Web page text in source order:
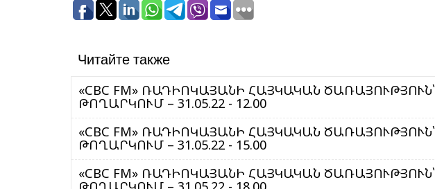
Читайте также
«CBC FM» ՌԱԴԻՈԿԱՅԱՆԻ ՀԱՅԿԱԿԱՆ ԾԱՌԱՅՈՒԹՅՈՒՆ՝ ԼՈՒՐԵՐԻ
ԹՈՂԱՐԿՈՒՄ – 31.05.22 - 12.00
«CBC FM» ՌԱԴԻՈԿԱՅԱՆԻ ՀԱՅԿԱԿԱՆ ԾԱՌԱՅՈՒԹՅՈՒՆ՝ ԼՈՒՐԵՐԻ
ԹՈՂԱՐԿՈՒՄ – 31.05.22 - 15.00
«CBC FM» ՌԱԴԻՈԿԱՅԱՆԻ ՀԱՅԿԱԿԱՆ ԾԱՌԱՅՈՒԹՅՈՒՆ՝ ԼՈՒՐԵՐԻ